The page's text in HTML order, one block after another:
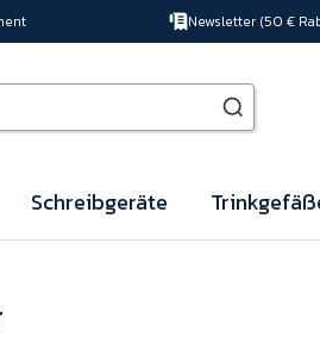
Newsletter (50 €
Schreibgeräte